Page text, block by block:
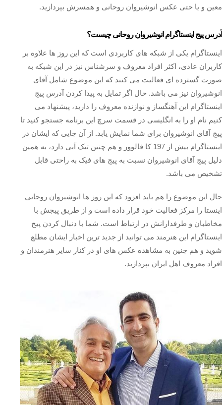
معین و یا حتی عکس انوشیروان روحانی و همسرش بپردازید.
آدرس پیج اینستاگرام انوشیروان روحانی چیست؟
اینستاگرام یکی از شبکه های کاربردی است که این روز ها علاوه بر
کاربران عادی، اکثر افراد معروف و سرشناس نیز در این شبکه به
صورت گسترده ای فعالیت می‌ کنند که این موضوع شامل آقای
انوشیروان نیز می باشد. حال اگر تمایل به پیدا کردن آدرس پیج
اینستاگرام این آهنگساز و نوازنده معروف را دارید، پیشنهاد می
کنیم نام او را به انگلیسی در قسمت سرچ این برنامه جستجو کنید تا
پیج آقای انوشیروان برای شما نمایش یابد. از آن جایی که ایشان در
اینستاگرام بیش از 197 کا فالوور و هم چنین تیک آبی دارد، به همین
دلیل پیج آقای انوشیروان نسبت به پیج های فیک به راحتی قابل
تشخیص می باشد.
حال این موضوع را هم باید افزود که این روز ها انوشیروان روحانی
اینستا را مرکز فعالیت خود قرار داده است و از طریق پیجش با
مخاطبان و طرفدارانش در ارتباط است. شما با دنبال کردن پیج
اینستاگرام این هنرمند می توانید از جدید ترین اخبار ایشان مطلع
شوید و هم چنین به مشاهده عکس های او در کنار سایر هنرمندان و
افراد معروف اهل ایران بپردازید.